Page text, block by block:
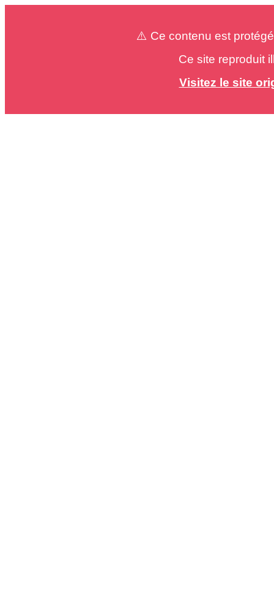
⚠️ Ce contenu est
Ce site reproduit
Visitez le site